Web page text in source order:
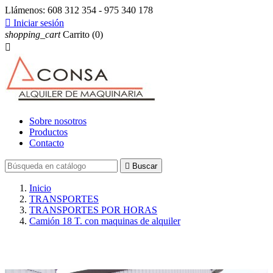
Llámenos: 608 312 354 - 975 340 178
 Iniciar sesión
shopping_cart Carrito (0)

Sobre nosotros
Productos
Contacto
 Buscar
Inicio
TRANSPORTES
TRANSPORTES POR HORAS
Camión 18 T. con maquinas de alquiler